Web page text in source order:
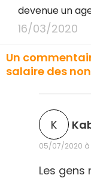
devenue un
16/03/2020
Un
salaire des
K
05/07/2020 à
Les